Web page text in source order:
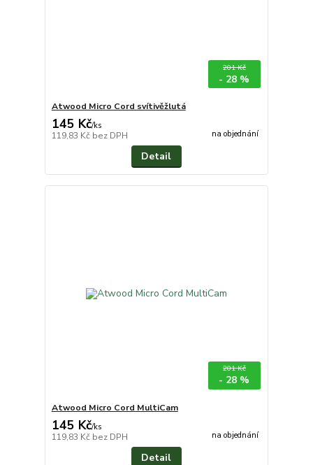
201 Kč
- 28 %
Atwood Micro Cord svítivěžlutá
145 Kč/ks
119,83 Kč bez DPH na objednání
Detail
201 Kč
- 28 %
Atwood Micro Cord MultiCam
145 Kč/ks
119,83 Kč bez DPH na objednání
Detail